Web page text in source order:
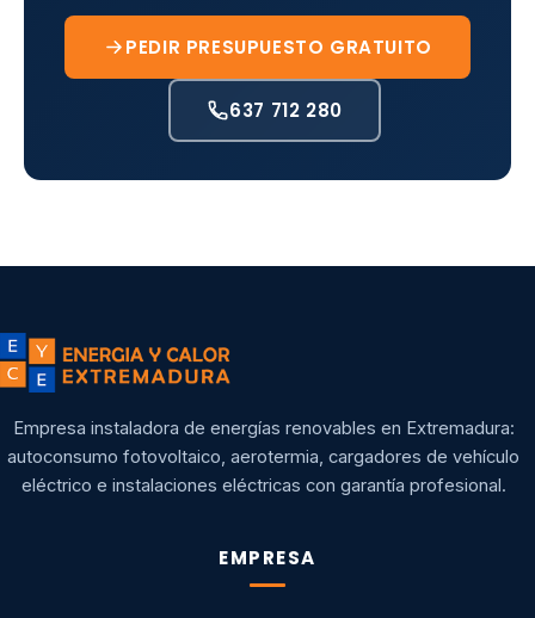
PEDIR PRESUPUESTO GRATUITO
637 712 280
Empresa instaladora de energías renovables en Extremadura:
autoconsumo fotovoltaico, aerotermia, cargadores de vehículo
eléctrico e instalaciones eléctricas con garantía profesional.
EMPRESA